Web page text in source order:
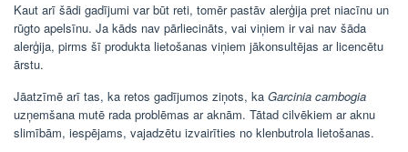
Kaut arī šādi gadījumi var būt reti, tomēr pastāv alerģija pret niacīnu un
rūgto apelsīnu. Ja kāds nav pārliecināts, vai viņiem ir vai nav šāda
alerģija, pirms šī produkta lietošanas viņiem jākonsultējas ar licencētu
ārstu.
Jāatzīmē arī tas, ka retos gadījumos ziņots, ka Garcinia cambogia
uzņemšana mutē rada problēmas ar aknām. Tātad cilvēkiem ar aknu
slimībām, iespējams, vajadzētu izvairīties no klenbutrola lietošanas.